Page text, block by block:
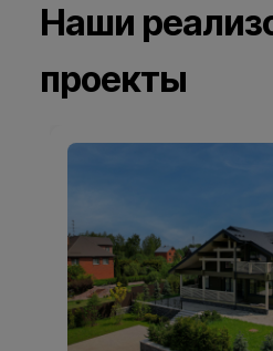
Наши
проекты